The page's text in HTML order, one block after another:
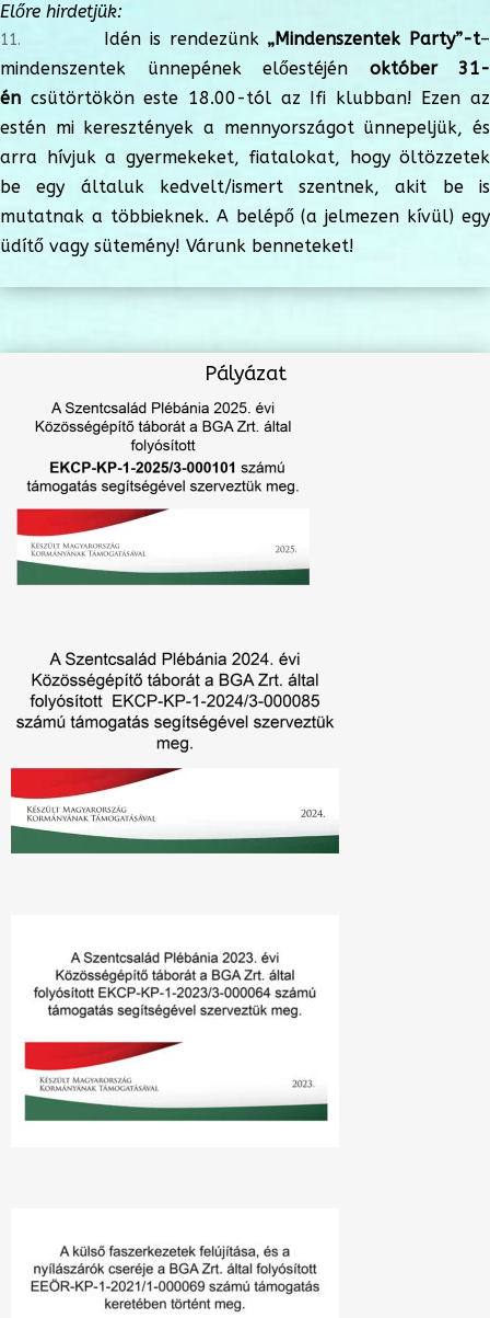
Előre hirdetjük:
Idén is rendezünk „Mindenszentek Party”-t–
mindenszentek ünnepének előestéjén október 31-
én csütörtökön este 18.00-tól az Ifi klubban! Ezen az
estén mi keresztények a mennyországot ünnepeljük, és
arra hívjuk a gyermekeket, fiatalokat, hogy öltözzetek
be egy általuk kedvelt/ismert szentnek, akit be is
mutatnak a többieknek. A belépő (a jelmezen kívül) egy
üdítő vagy sütemény! Várunk benneteket!
Pályázat